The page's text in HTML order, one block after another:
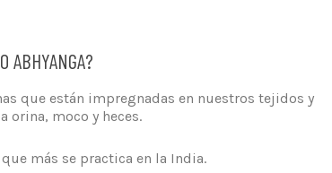
ABHYANGA?
que están impregnadas en nuestros tejidos y
orina, moco y heces.
más se practica en la India.